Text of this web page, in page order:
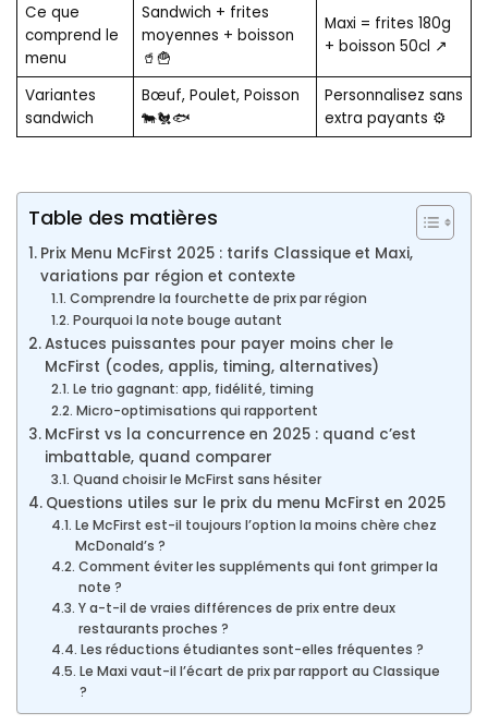
Ce que
comprend le
menu
Sandwich + frites
moyennes + boisson
🥤🍟
Maxi = frites 180g
+ boisson 50cl ↗️
Variantes
sandwich
Bœuf, Poulet, Poisson
🐄🐔🐟
Personnalisez sans
extra payants ⚙️
Table des matières
Prix Menu McFirst 2025 : tarifs Classique et Maxi,
variations par région et contexte
Comprendre la fourchette de prix par région
Pourquoi la note bouge autant
Astuces puissantes pour payer moins cher le
McFirst (codes, applis, timing, alternatives)
Le trio gagnant: app, fidélité, timing
Micro-optimisations qui rapportent
McFirst vs la concurrence en 2025 : quand c’est
imbattable, quand comparer
Quand choisir le McFirst sans hésiter
Questions utiles sur le prix du menu McFirst en 2025
Le McFirst est-il toujours l’option la moins chère chez
McDonald’s ?
Comment éviter les suppléments qui font grimper la
note ?
Y a-t-il de vraies différences de prix entre deux
restaurants proches ?
Les réductions étudiantes sont-elles fréquentes ?
Le Maxi vaut-il l’écart de prix par rapport au Classique
?